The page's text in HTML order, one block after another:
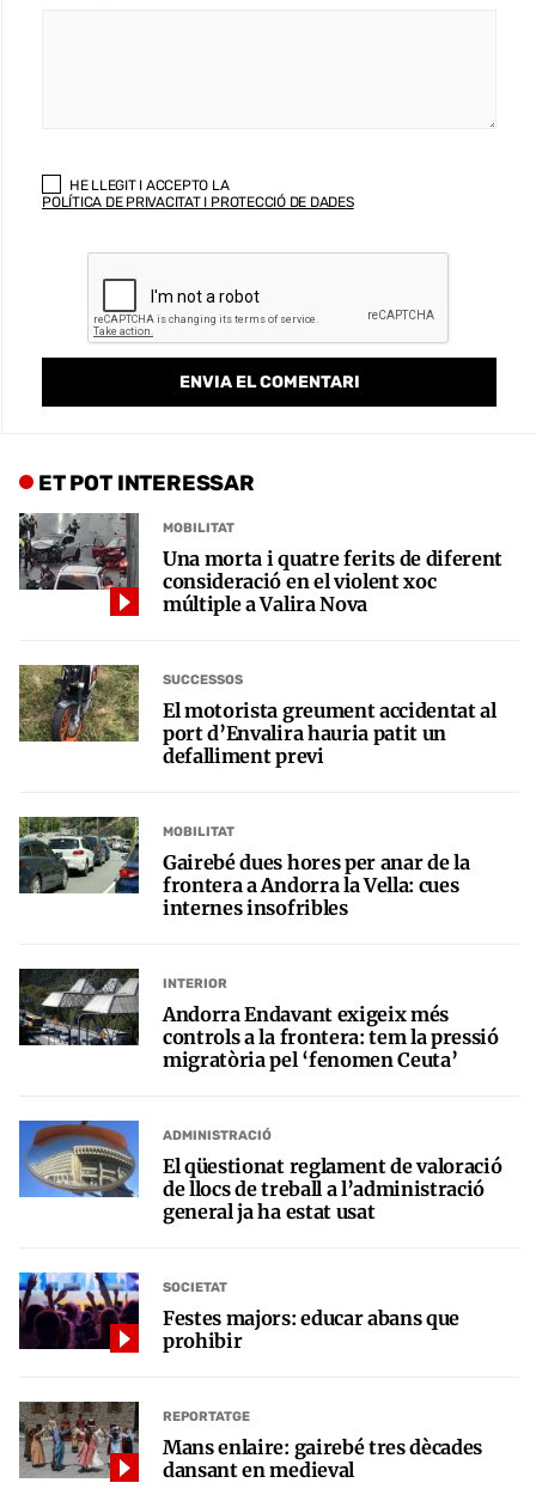
HE LLEGIT I ACCEPTO LA
POLÍTICA DE PRIVACITAT I PROTECCIÓ DE DADES
ET POT INTERESSAR
MOBILITAT
Una morta i quatre ferits de diferent
consideració en el violent xoc
múltiple a Valira Nova
SUCCESSOS
El motorista greument accidentat al
port d’Envalira hauria patit un
defalliment previ
MOBILITAT
Gairebé dues hores per anar de la
frontera a Andorra la Vella: cues
internes insofribles
INTERIOR
Andorra Endavant exigeix més
controls a la frontera: tem la pressió
migratòria pel ‘fenomen Ceuta’
ADMINISTRACIÓ
El qüestionat reglament de valoració
de llocs de treball a l’administració
general ja ha estat usat
SOCIETAT
Festes majors: educar abans que
prohibir
REPORTATGE
Mans enlaire: gairebé tres dècades
dansant en medieval